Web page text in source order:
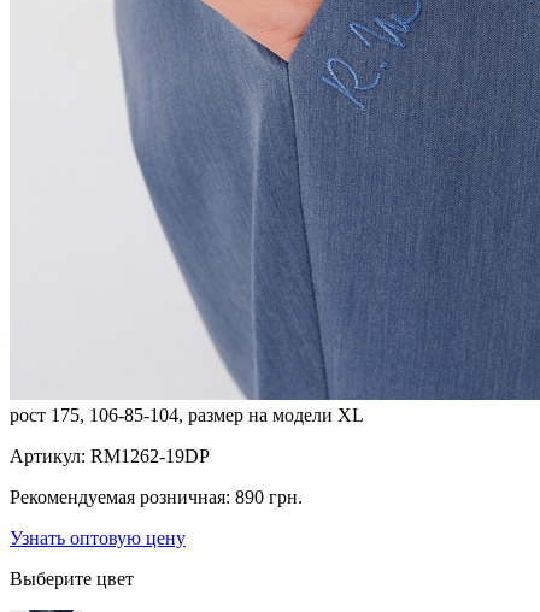
рост 175, 106-85-104, размер на модели XL
Артикул: RM1262-19DP
Рекомендуемая розничная: 890 грн.
Узнать оптовую цену
Выберите цвет